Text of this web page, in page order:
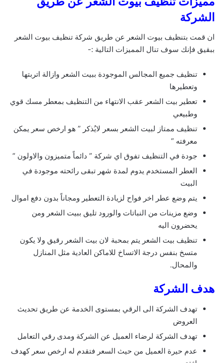
الشركة
ان قمت بتنظيف بيوت الشعر عن طريق شركة تنظيف بيوت الشعر
ببقيق فإنك سوف تنال المميزات التالية :-
تنظيف جميع المجالس الموجودة ببيت الشعر وازالة اتربتها
وتعطيرها
تعطير بيت الشعر عقب الانتهاء من التنظيف بمعطر مسك قوي
وطبيعي
تنظيف ممتاز لبيت الشعر بسعر لايُذكر ” هو ارخص سعر يمكن
معرفته “
جودة في التنظيف تفوق اي شركة ” دائماً متميزون والاولون “
العطر المستخدم يدوم لمدة شهر تبقى رائحته موجودة في
البيت
يتم وضع عطر اخر فواح لزيادة التعطير ومجاناً بدون دفع اموال
وضع مزينات من النباتات والورود تليق ببيت الشعر ومن
يحضرون اليه
تنظيف بيت الشعر يتم بمحبة لان بيت الشعر رقيق ولا يكون
متسخ بنفس درجة الاتساخ للاماكن العادية مثل المنازل
والمحال.
هدف الشركة
تهدف الشركة الى الرقي بمستوى الخدمة عن طريق تحديث
العروض
تهدف الشركة لرضاء العميل عن الشركة ومدى رقي التعامل
عدم حيرة العميل من حيث السعر فتقدم له ارخص سعر كهدف